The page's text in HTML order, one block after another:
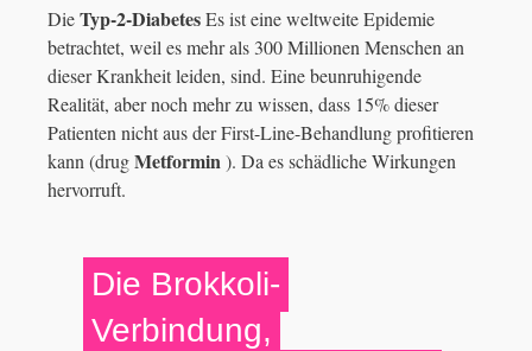
DieTyp-2-DiabetesEs ist eine weltweite Epidemie
betrachtet, weil es mehr als 300 Millionen Menschen an
dieser Krankheit leiden, sind. Eine beunruhigende
Realität, aber noch mehr zu wissen, dass 15% dieser
Patienten nicht aus der First-Line-Behandlung profitieren
kann (drugMetformin). Da es schädliche Wirkungen
hervorruft.
Die Brokkoli-
Verbindung,